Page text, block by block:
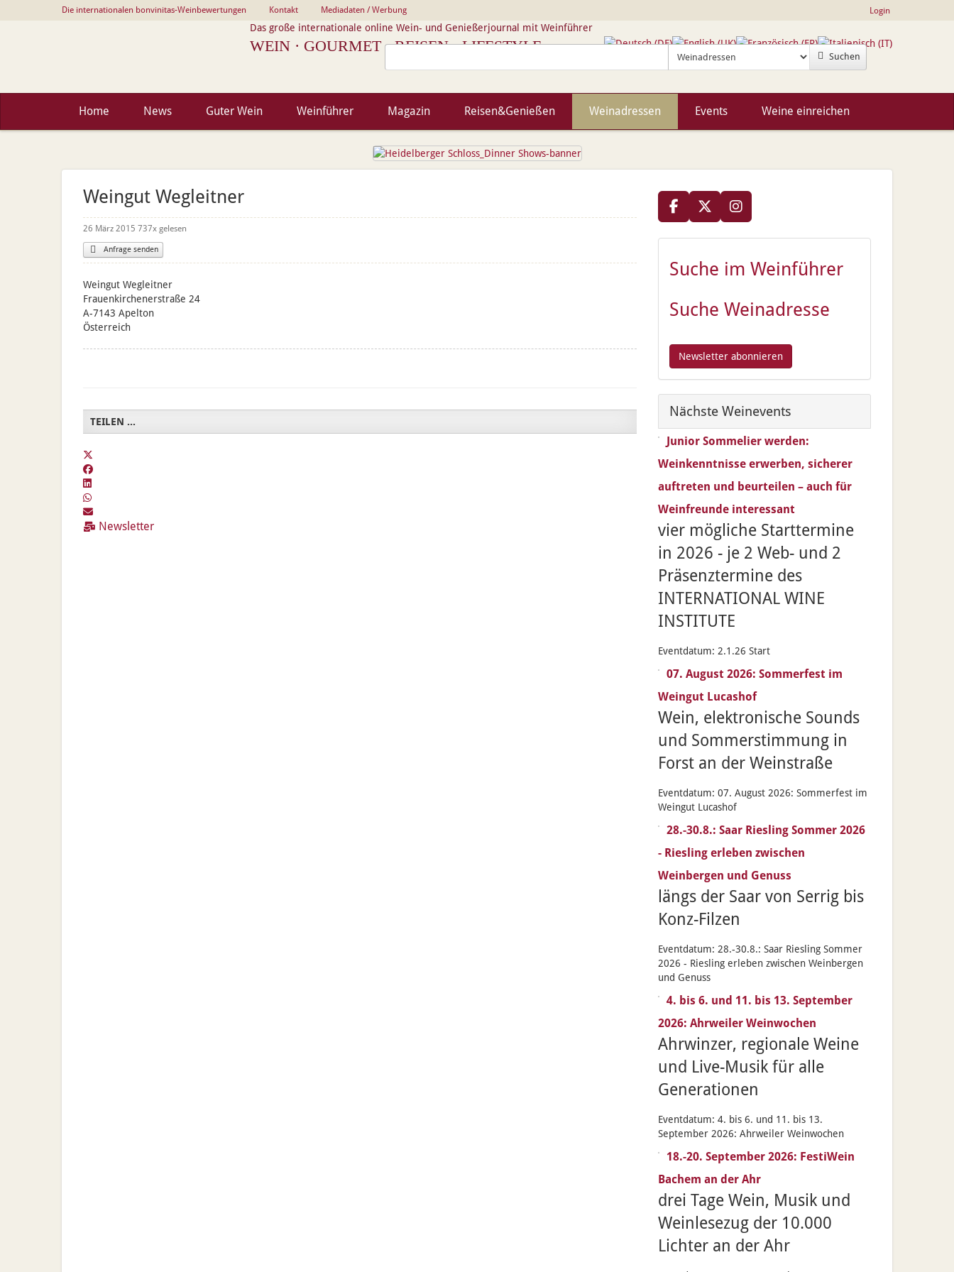
Weingut Wegleitner
26 März 2015 737
Anfrage senden
Weingut Wegleitner
Frauenkirchenerstraße 24
A-7143 Apelton
Österreich
TEILEN ...
Newsletter
Suche im Weinführer
Suche Weinadresse
Nächste Weinevents
Junior Sommelier werden:
Weinkenntnisse erwerben, sicherer
auftreten und beurteilen – auch für
Weinfreunde interessant
vier mögliche Starttermine
in 2026 - je 2 Web- und 2
Präsenztermine des
INTERNATIONAL WINE
INSTITUTE
Eventdatum: 2.1.26 Start
07. August 2026: Sommerfest im
Weingut Lucashof
Wein, elektronische Sounds
und Sommerstimmung in
Forst an der Weinstraße
Eventdatum: 07. August 2026: Sommerfest im
Weingut Lucashof
28.-30.8.: Saar Riesling Sommer 2026
- Riesling erleben zwischen
Weinbergen und Genuss
längs der Saar von Serrig bis
Konz-Filzen
Eventdatum: 28.-30.8.: Saar Riesling Sommer
2026 - Riesling erleben zwischen Weinbergen
und Genuss
4. bis 6. und 11. bis 13. September
2026: Ahrweiler Weinwochen
Ahrwinzer, regionale Weine
und Live-Musik für alle
Generationen
Eventdatum: 4. bis 6. und 11. bis 13.
September 2026: Ahrweiler Weinwochen
18.-20. September 2026: FestiWein
Bachem an der Ahr
drei Tage Wein, Musik und
Weinlesezug der 10.000
Lichter an der Ahr
Die internationalen bonvinitas-Weinbewertungen Kontakt Mediadaten / Werbung
Das große internationale online Wein- und Genießerjournal mit Weinführer
WEIN · GOURMET · REISEN · LIFESTYLE
Login
Suchen
Home News Guter Wein Weinführer Magazin Reisen&Genießen Weinadressen Events Weine einreichen